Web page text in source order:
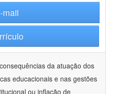
mail
da atuação dos
educacionais e nas gestões
ou inflação de